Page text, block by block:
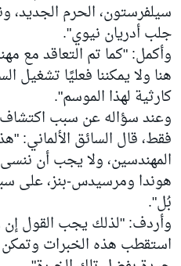
سيلفرستون، الحرم الجديد،
جلب أدريان نيوي".
وأكمل: "كما تم التعاقد مع
هنا ولا يمكننا فعليًا تشغيل
كارثية لهذا الموسم".
وعند سؤاله عن سبب
فقط، قال السائق الألماني:
المهندسين، ولا يجب أن
هوندا ومرسيدس-بنز، على
بُل".
وأردف: "لذلك يجب القول إن
استقطب هذه الخبرات